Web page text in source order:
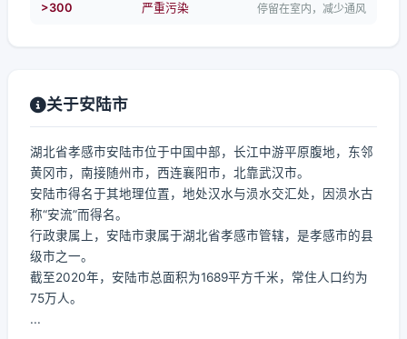
>300 严重污染 停留在室内，减少通风
关于安陆市
湖北省孝感市安陆市位于中国中部，长江中游平原腹地，东邻
黄冈市，南接随州市，西连襄阳市，北靠武汉市。
安陆市得名于其地理位置，地处汉水与涢水交汇处，因涢水古
称“安流”而得名。
行政隶属上，安陆市隶属于湖北省孝感市管辖，是孝感市的县
级市之一。
截至2020年，安陆市总面积为1689平方千米，常住人口约为
75万人。
...